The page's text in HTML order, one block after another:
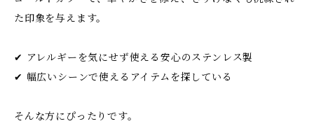
た印象を与えます。
✔ アレルギーを気にせず使える安心のステンレス製
✔ 幅広いシーンで使えるアイテムを探している
そんな方にぴったりです。